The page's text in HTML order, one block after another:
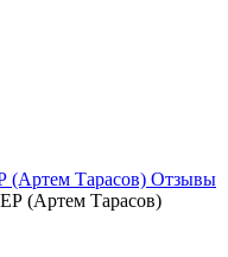
Тарасов) Отзывы
Тарасов)